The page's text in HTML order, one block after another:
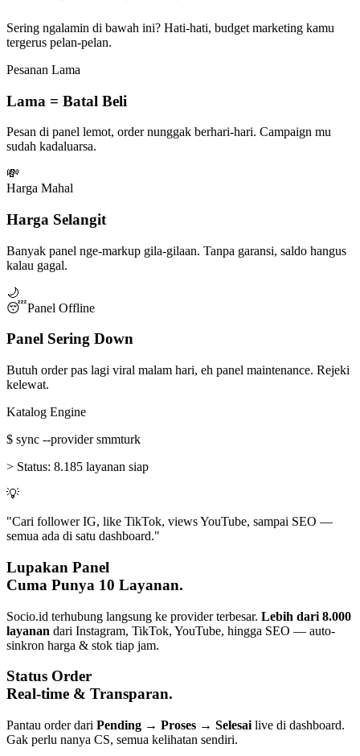
Sering ngalamin di bawah ini? Hati-hati, budget marketing kamu
tergerus pelan-pelan.
Pesanan Lama
Lama = Batal Beli
Pesan di panel lemot, order nunggak berhari-hari. Campaign mu
sudah kadaluarsa.
💸
Harga Mahal
Harga Selangit
Banyak panel nge-markup gila-gilaan. Tanpa garansi, saldo hangus
kalau gagal.
🌙
😴Panel Offline
Panel Sering Down
Butuh order pas lagi viral malam hari, eh panel maintenance. Rejeki
kelewat.
Katalog Engine
$ sync --provider smmturk
> Status: 8.185 layanan siap
💡
"Cari follower IG, like TikTok, views YouTube, sampai SEO —
semua ada di satu dashboard."
Lupakan Panel
Cuma Punya 10 Layanan.
Socio.id terhubung langsung ke provider terbesar. Lebih dari 8.000
layanan dari Instagram, TikTok, YouTube, hingga SEO — auto-
sinkron harga & stok tiap jam.
Status Order
Real-time & Transparan.
Pantau order dari Pending → Proses → Selesai live di dashboard.
Gak perlu nanya CS, semua kelihatan sendiri.